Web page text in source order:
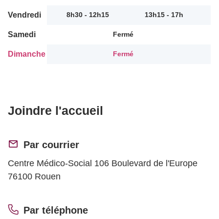
Vendredi 8h30 - 12h15 13h15 - 17h
Samedi Fermé
Dimanche Fermé
Joindre l'accueil
Par courrier
Centre Médico-Social 106 Boulevard de l'Europe
76100 Rouen
Par téléphone